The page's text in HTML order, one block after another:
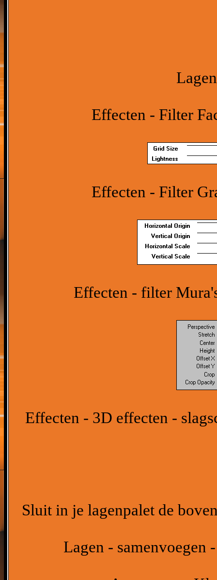
Effecten - Filter
Effecten - Filter
Effecten - filter
Effecten - 3D effecten -
Sluit in je lagenpalet de
Lagen - samenvoegen